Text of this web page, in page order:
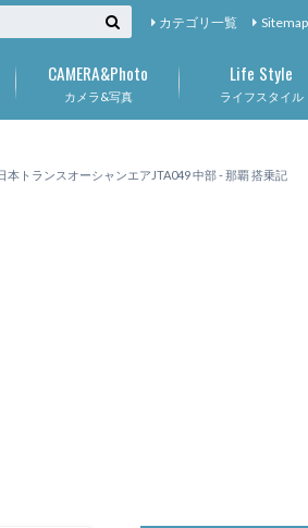
カテゴリ一覧 Sitemap
カメラ&写真
CAMERA&Photo
ライフスタイル
Life Style
本トランスオーシャンエアJTA049 中部 - 那覇 搭乗記